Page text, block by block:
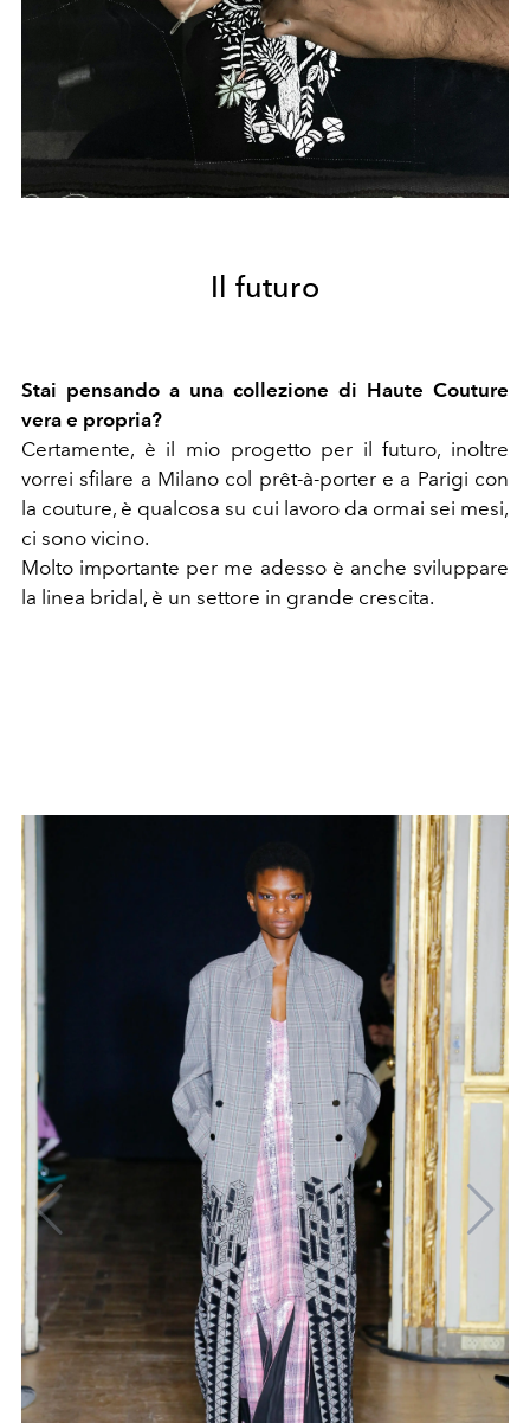
Il futuro
Stai pensando a una collezione di Haute Couture
vera e propria?
Certamente, è il mio progetto per il futuro, inoltre
vorrei sfilare a Milano col prêt-à-porter e a Parigi con
la couture, è qualcosa su cui lavoro da ormai sei mesi,
ci sono vicino.
Molto importante per me adesso è anche sviluppare
la linea bridal, è un settore in grande crescita.